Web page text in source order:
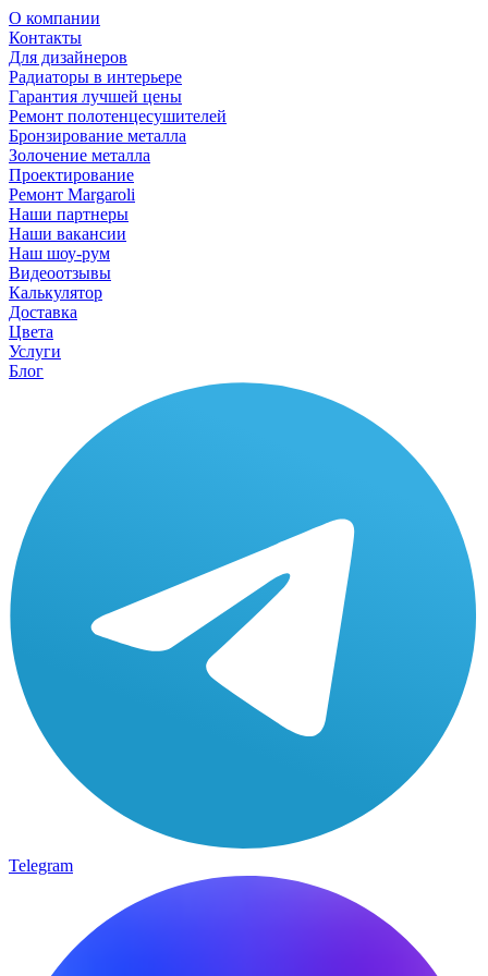
О компании
Контакты
Для дизайнеров
Радиаторы в интерьере
Гарантия лучшей цены
Ремонт полотенцесушителей
Бронзирование металла
Золочение металла
Проектирование
Ремонт Margaroli
Наши партнеры
Наши вакансии
Наш шоу-рум
Видеоотзывы
Калькулятор
Доставка
Цвета
Услуги
Блог
Telegram